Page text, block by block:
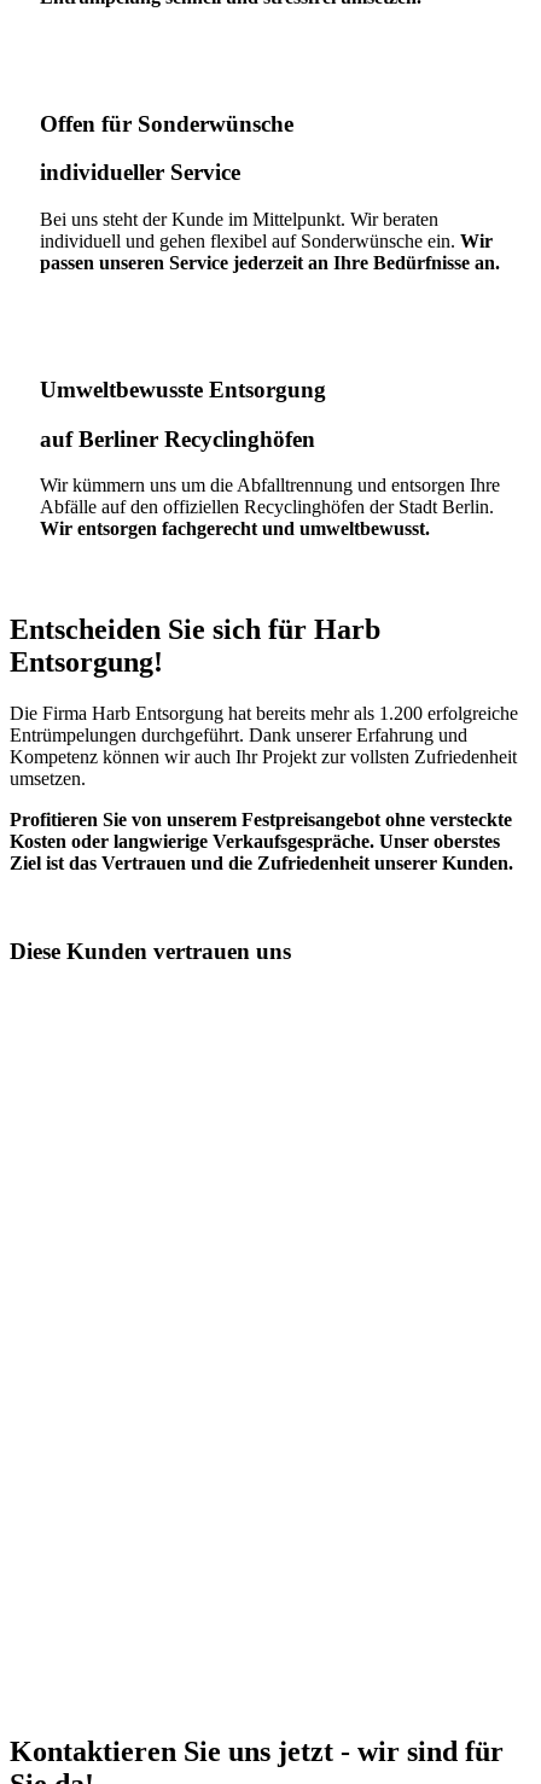
Offen für Sonderwünsche​
individueller Service
Bei uns steht der Kunde im Mittelpunkt. Wir beraten
individuell und gehen flexibel auf Sonderwünsche ein. Wir
passen unseren Service jederzeit an Ihre Bedürfnisse an.
Umweltbewusste Entsorgung
auf Berliner Recyclinghöfen​
Wir kümmern uns um die Abfalltrennung und entsorgen Ihre
Abfälle auf den offiziellen Recyclinghöfen der Stadt Berlin.
Wir entsorgen fachgerecht und umweltbewusst.
Entscheiden Sie sich für Harb
Entsorgung!​
Die Firma Harb Entsorgung hat bereits mehr als 1.200 erfolgreiche
Entrümpelungen durchgeführt. Dank unserer Erfahrung und
Kompetenz können wir auch Ihr Projekt zur vollsten Zufriedenheit
umsetzen.
Profitieren Sie von unserem Festpreisangebot ohne versteckte
Kosten oder langwierige Verkaufsgespräche. Unser oberstes
Ziel ist das Vertrauen und die Zufriedenheit unserer Kunden.
Diese Kunden vertrauen uns
Kontaktieren Sie uns jetzt - wir sind für